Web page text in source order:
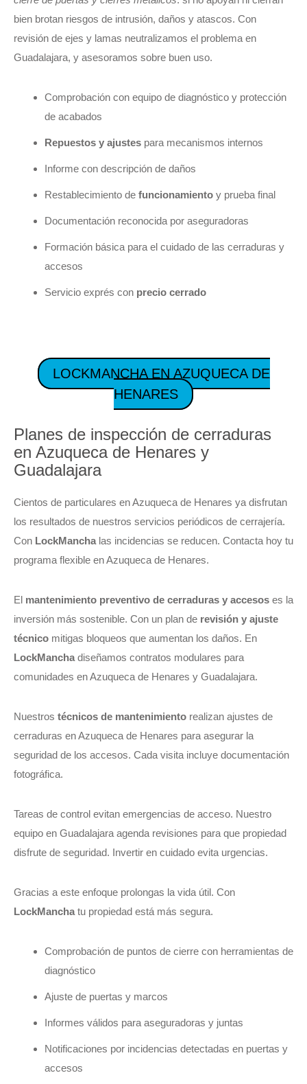
bien brotan riesgos de intrusión, daños y atascos. Con
revisión de ejes y lamas neutralizamos el problema en
Guadalajara, y asesoramos sobre buen uso.
Comprobación con equipo de diagnóstico y protección
de acabados
Repuestos y ajustes para mecanismos internos
Informe con descripción de daños
Restablecimiento de funcionamiento y prueba final
Documentación reconocida por aseguradoras
Formación básica para el cuidado de las cerraduras y
accesos
Servicio exprés con precio cerrado
LOCKMANCHA EN AZUQUECA DE
HENARES
Planes de inspección de cerraduras
en Azuqueca de Henares y
Guadalajara
Cientos de particulares en Azuqueca de Henares ya disfrutan
los resultados de nuestros servicios periódicos de cerrajería.
Con LockMancha las incidencias se reducen. Contacta hoy tu
programa flexible en Azuqueca de Henares.
El mantenimiento preventivo de cerraduras y accesos es la
inversión más sostenible. Con un plan de revisión y ajuste
técnico mitigas bloqueos que aumentan los daños. En
LockMancha diseñamos contratos modulares para
comunidades en Azuqueca de Henares y Guadalajara.
Nuestros técnicos de mantenimiento realizan ajustes de
cerraduras en Azuqueca de Henares para asegurar la
seguridad de los accesos. Cada visita incluye documentación
fotográfica.
Tareas de control evitan emergencias de acceso. Nuestro
equipo en Guadalajara agenda revisiones para que propiedad
disfrute de seguridad. Invertir en cuidado evita urgencias.
Gracias a este enfoque prolongas la vida útil. Con
LockMancha tu propiedad está más segura.
Comprobación de puntos de cierre con herramientas de
diagnóstico
Ajuste de puertas y marcos
Informes válidos para aseguradoras y juntas
Notificaciones por incidencias detectadas en puertas y
accesos